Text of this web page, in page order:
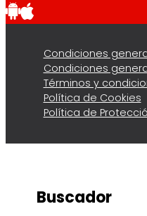
Condiciones
Condiciones
Términos y
Política de Cookies
Política de
Buscador